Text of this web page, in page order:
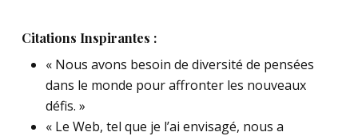
Citations Inspirantes :
« Nous avons besoin de diversité de pensées
dans le monde pour affronter les nouveaux
défis. »
« Le Web, tel que je l’ai envisagé, nous a